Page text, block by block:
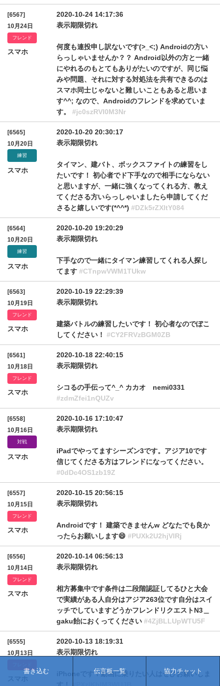
[6567]
10月24日
フレンド
スマホ
2020-10-24 14:17:36
表示期限切れ
何度も連投申し訳ないです(>_<;) Androidの方い
らっしゃいませんか？？ Android以外の方と一緒
にやれるのもとてもありがたいのですが、同じ悩
みや問題、それに対する対処法を共有できるのは
スマホ同士じゃないと難しいこともあると思いま
す^^; なので、Androidのフレンドを求めていま
す。 #jc0szRVl0M3Nr
[6565]
10月20日
練習
スマホ
2020-10-20 20:30:17
表示期限切れ
タイマン、建バト、ボックスファイトの練習をし
たいです！ 初心者でド下手なので相手にならない
と思いますが、一緒に強くなってくれる方、教え
てくださる方いらっしゃいましたら申請してくだ
さると嬉しいです(*^^*) #DZk5rZXltY084
[6564]
10月20日
練習
スマホ
2020-10-20 19:20:29
表示期限切れ
下手なので一緒にタイマン練習してくれる人探し
てます #CTnpwVWM1TUkw
[6563]
10月19日
フレンド
スマホ
2020-10-19 22:29:39
表示期限切れ
建築バトルの練習したいです！ 初心者なのでぼこ
してください！ #CY2FRVzBGM0ZB
[6561]
10月18日
フレンド
スマホ
2020-10-18 22:40:15
表示期限切れ
シコるの手伝って^_^ カカオ nemi0331
#zdmZfei1nQUZv
[6558]
10月16日
対戦
スマホ
2020-10-16 17:10:47
表示期限切れ
iPadでやってますシーズン3です。アジア10です
信じてくださる方はフレンドになってください。
#0dDc4OS1zb19Z
[6557]
10月15日
フレンド
スマホ
2020-10-15 20:56:15
表示期限切れ
Androidです！ 建築できませんw どなたでも良か
ったらお願いします😄 #PUXk2U2hjVlRj
[6556]
10月14日
フレンド
スマホ
2020-10-14 06:56:13
表示期限切れ
相方募集中です条件は二段階認証してるひと大会
で実績がある人自分はアジア263位です自分はスイ
ッチでしていますどうかフレンドリクエストN3＿
gaku飴におくってください #4ZjBLLUpWTU5F
[6555]
10月13日
2020-10-13 18:19:31
表示期限切れ
iPhoneです！動画に乗りたい人はぜひお願いしま
書き込む 伝言板一覧 協力チャット